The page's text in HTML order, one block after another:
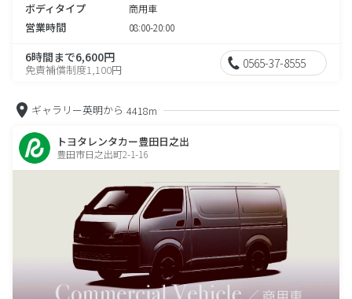
ボディタイプ 商用車
営業時間 08:00-20:00
6時間まで6,600円
免責補償制度1,100円 0565-37-8555
ギャラリー英明から 4418m
トヨタレンタカー豊田日之出
豊田市日之出町2-1-16